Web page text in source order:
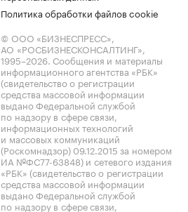
Политика обработки файлов cookie
© ООО «БИЗНЕСПРЕСС»,
АО «РОСБИЗНЕСКОНСАЛТИНГ»,
1995–2026. Сообщения и материалы
информационного агентства «РБК»
(свидетельство о регистрации
средства массовой информации
выдано Федеральной службой
по надзору в сфере связи,
информационных технологий
и массовых коммуникаций
(Роскомнадзор) 09.12.2015 за номером
ИА №ФС77-63848) и сетевого издания
«РБК» (свидетельство о регистрации
средства массовой информации
выдано Федеральной службой
по надзору в сфере связи,